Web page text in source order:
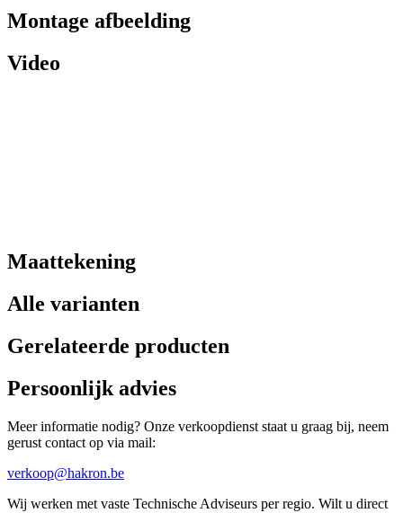
Montage afbeelding
Video
Maattekening
Alle varianten
Gerelateerde producten
Persoonlijk advies
Meer informatie nodig? Onze verkoopdienst staat u graag bij, neem
gerust contact op via mail:
verkoop@hakron.be
Wij werken met vaste Technische Adviseurs per regio. Wilt u direct